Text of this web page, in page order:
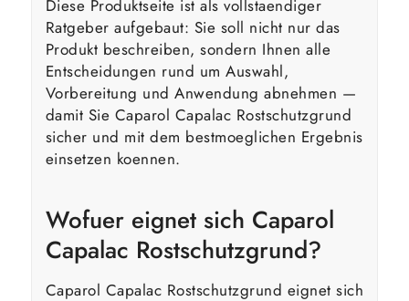
Diese Produktseite ist als vollstaendiger
Ratgeber aufgebaut: Sie soll nicht nur das
Produkt beschreiben, sondern Ihnen alle
Entscheidungen rund um Auswahl,
Vorbereitung und Anwendung abnehmen —
damit Sie Caparol Capalac Rostschutzgrund
sicher und mit dem bestmoeglichen Ergebnis
einsetzen koennen.
Wofuer eignet sich Caparol
Capalac Rostschutzgrund?
Caparol Capalac Rostschutzgrund eignet sich